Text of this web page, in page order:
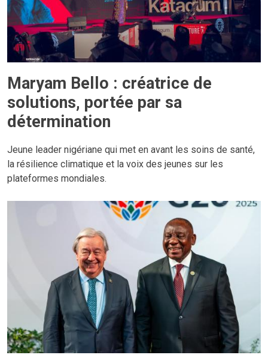
Maryam Bello : créatrice de
solutions, portée par sa
détermination
Jeune leader nigériane qui met en avant les soins de santé,
la résilience climatique et la voix des jeunes sur les
plateformes mondiales.